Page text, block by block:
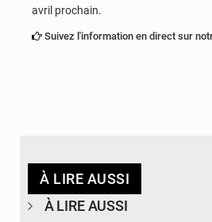
avril prochain.
Suivez l'information en direct sur
À LIRE AUSSI
À LIRE AUSSI